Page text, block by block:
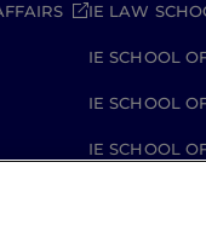
IE LAW
IE SCHOOL
IE SCHOOL
IE SCHOOL